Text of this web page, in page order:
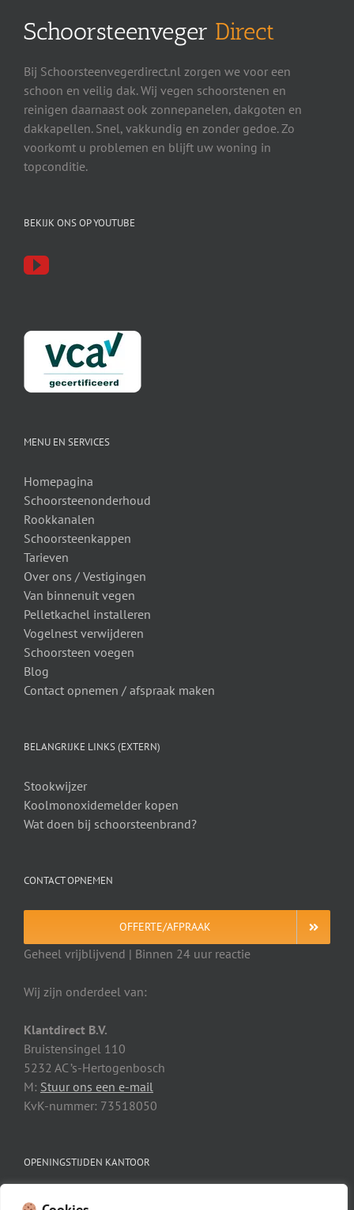
Schoorsteenveger Direct
Bij Schoorsteenvegerdirect.nl zorgen we voor een
schoon en veilig dak. Wij vegen schoorstenen en
reinigen daarnaast ook zonnepanelen, dakgoten en
dakkapellen. Snel, vakkundig en zonder gedoe. Zo
voorkomt u problemen en blijft uw woning in
topconditie.
BEKIJK ONS OP YOUTUBE
MENU EN SERVICES
Homepagina
Schoorsteenonderhoud
Rookkanalen
Schoorsteenkappen
Tarieven
Over ons / Vestigingen
Van binnenuit vegen
Pelletkachel installeren
Vogelnest verwijderen
Schoorsteen voegen
Blog
Contact opnemen / afspraak maken
BELANGRIJKE LINKS (EXTERN)
Stookwijzer
Koolmonoxidemelder kopen
Wat doen bij schoorsteenbrand?
CONTACT OPNEMEN
OFFERTE/AFPRAAK
Geheel vrijblijvend | Binnen 24 uur reactie
Wij zijn onderdeel van:
Klantdirect B.V.
Bruistensingel 110
5232 AC ’s-Hertogenbosch
M: Stuur ons een e-mail
KvK-nummer: 73518050
OPENINGSTIJDEN KANTOOR
Maandag t/m vrijdag: 08:00 – 18:00